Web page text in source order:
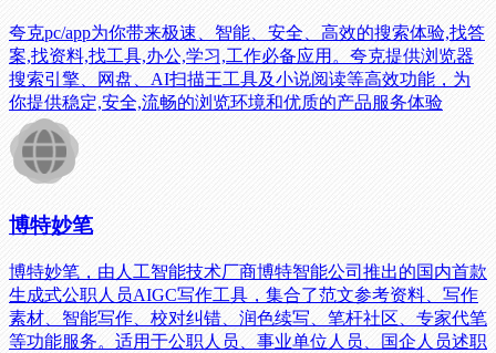
夸克pc/app为你带来极速、智能、安全、高效的搜索体验,找答
案,找资料,找工具,办公,学习,工作必备应用。夸克提供浏览器
搜索引擎、网盘、AI扫描王工具及小说阅读等高效功能，为
你提供稳定,安全,流畅的浏览环境和优质的产品服务体验
博特妙笔
博特妙笔，由人工智能技术厂商博特智能公司推出的国内首款
生成式公职人员AIGC写作工具，集合了范文参考资料、写作
素材、智能写作、校对纠错、润色续写、笔杆社区、专家代笔
等功能服务。适用于公职人员、事业单位人员、国企人员述职